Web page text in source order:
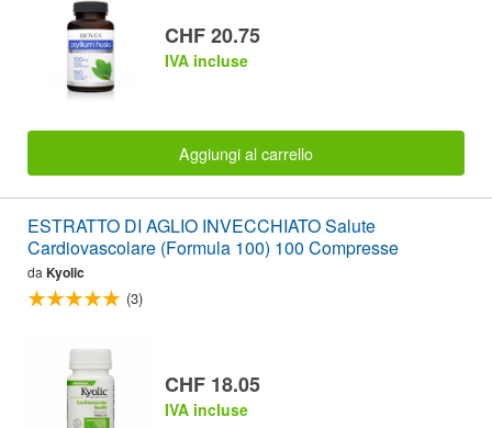
CHF 20.75
IVA incluse
Aggiungi al carrello
ESTRATTO DI AGLIO INVECCHIATO Salute
Cardiovascolare (Formula 100) 100 Compresse
da Kyolic
(3)
CHF 18.05
IVA incluse